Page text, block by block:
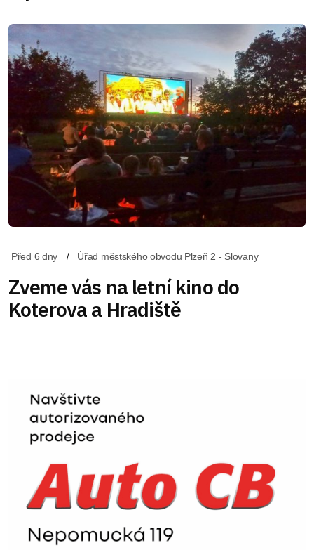
Před 6 dny Úřad městského obvodu Plzeň 2 - Slovany
Zveme vás na letní kino do
Koterova a Hradiště